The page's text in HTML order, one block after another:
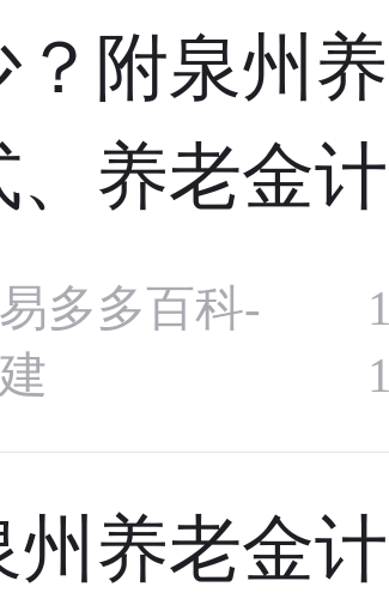
？附泉州
、养老金
多多百科-
州养老金